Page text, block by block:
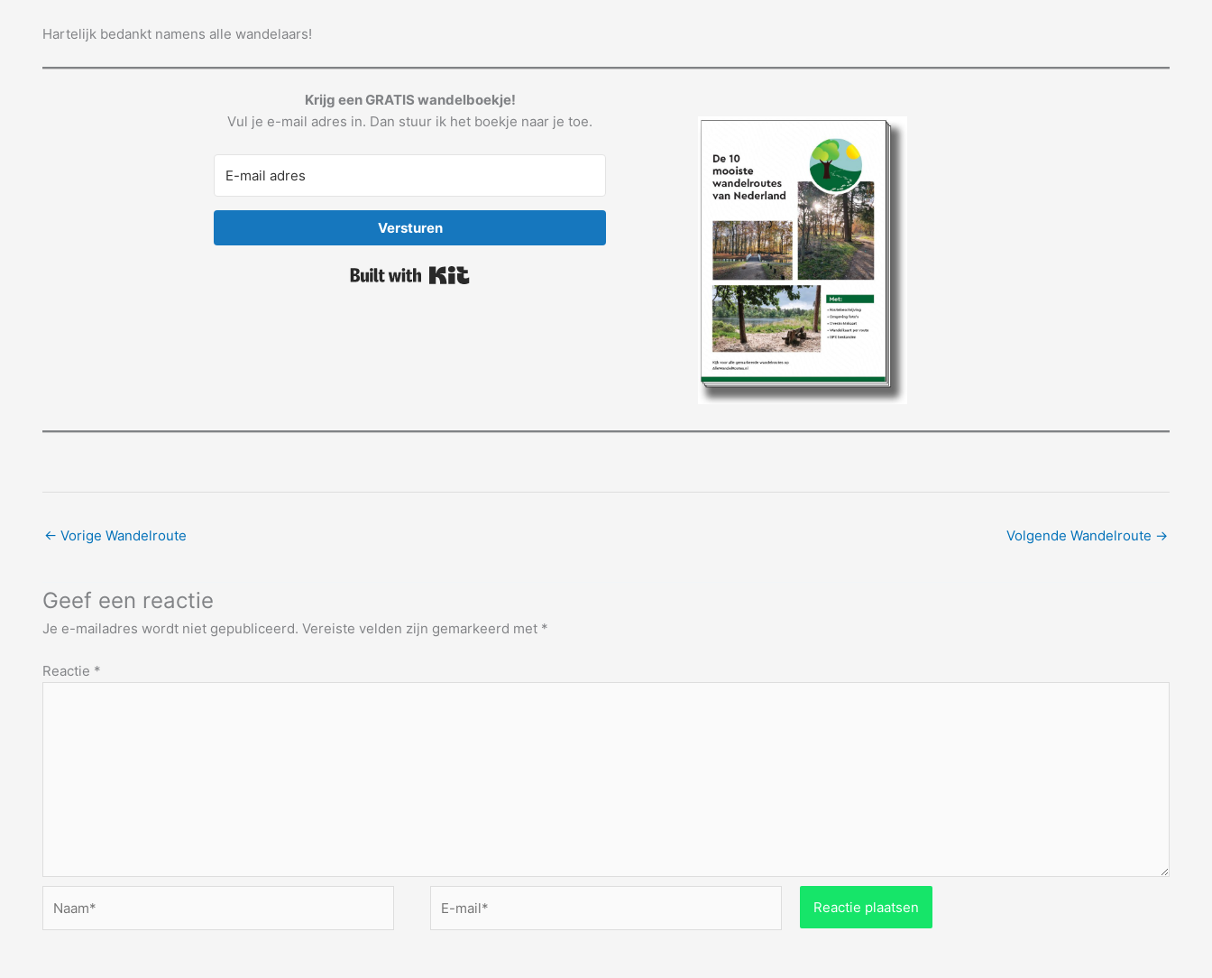
Hartelijk bedankt namens alle wandelaars!
Krijg een GRATIS wandelboekje!
Vul je e-mail adres in. Dan stuur ik het boekje naar je toe.
Versturen
← Vorige Wandelroute Volgende Wandelroute →
Geef een reactie
Je e-mailadres wordt niet gepubliceerd. Vereiste velden zijn gemarkeerd met *
Reactie *
mail*